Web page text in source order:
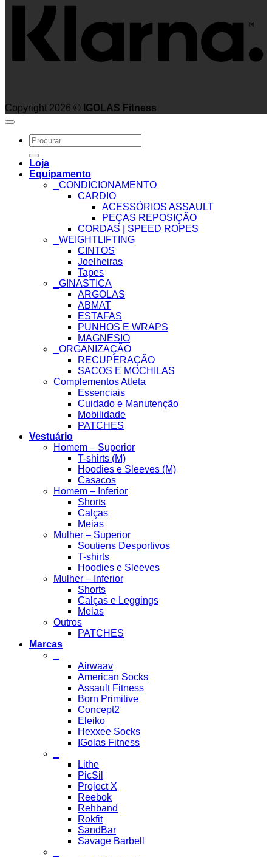
Copyright 2026 © IGOLAS Fitness
Search
for:
Loja
Equipamento
_CONDICIONAMENTO
CARDIO
ACESSÓRIOS ASSAULT
PEÇAS REPOSIÇÃO
CORDAS | SPEED ROPES
_WEIGHTLIFTING
CINTOS
Joelheiras
Tapes
_GINASTICA
ARGOLAS
ABMAT
ESTAFAS
PUNHOS E WRAPS
MAGNESIO
_ORGANIZAÇÃO
RECUPERAÇÃO
SACOS E MOCHILAS
Complementos Atleta
Essenciais
Cuidado e Manutenção
Mobilidade
PATCHES
Vestuário
Homem – Superior
T-shirts (M)
Hoodies e Sleeves (M)
Casacos
Homem – Inferior
Shorts
Calças
Meias
Mulher – Superior
Soutiens Desportivos
T-shirts
Hoodies e Sleeves
Mulher – Inferior
Shorts
Calças e Leggings
Meias
Outros
PATCHES
Marcas
Airwaav
American Socks
Assault Fitness
Born Primitive
Concept2
Eleiko
Hexxee Socks
IGolas Fitness
Lithe
PicSil
Project X
Reebok
Rehband
Rokfit
SandBar
Savage Barbell